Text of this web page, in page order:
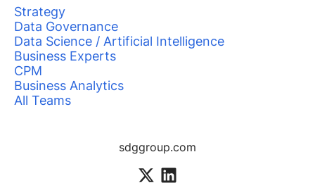
Strategy
Data Governance
Data Science / Artificial Intelligence
Business Experts
CPM
Business Analytics
All Teams
sdggroup.com